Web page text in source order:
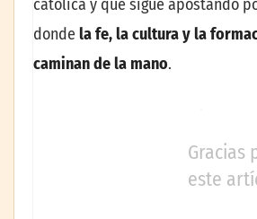
católica y que sigue apostando
donde la fe, la cultura y la
caminan de la mano.
Gracias
este